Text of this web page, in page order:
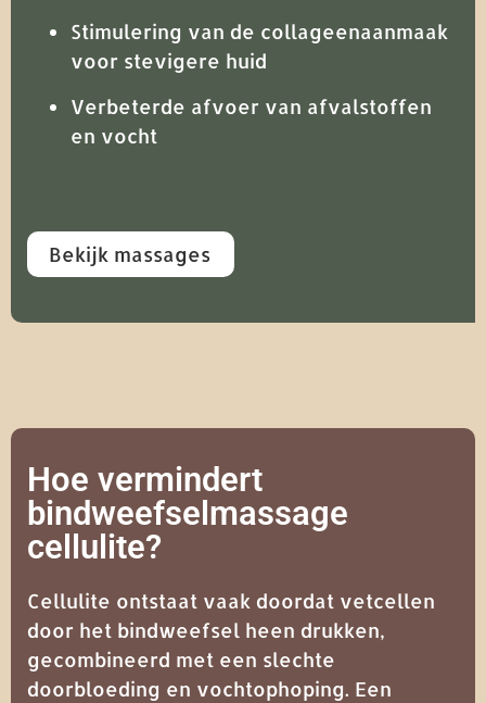
Stimulering van de collageenaanmaak
voor stevigere huid
Verbeterde afvoer van afvalstoffen
en vocht
Bekijk massages
Hoe vermindert
bindweefselmassage
cellulite?
Cellulite ontstaat vaak doordat vetcellen
door het bindweefsel heen drukken,
gecombineerd met een slechte
doorbloeding en vochtophoping. Een